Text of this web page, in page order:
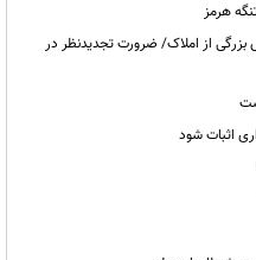
هرمز
از املاک/ ضرورت تجدیدنظر در
اثبات شود